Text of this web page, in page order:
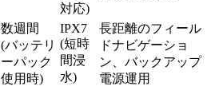
対応)
数週間
(バッテリ
ーパック
使用時)
IPX7
(短時
間浸
水)
長距離のフィール
ドナビゲーショ
ン、バックアップ
電源運用